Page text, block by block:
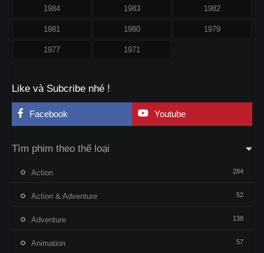
1984 1983 1982
1981 1980 1979
1977 1971
Like và Subcribe nhé !
Facebook Youtube
Tìm phim theo thể loại
Action 284
Action & Adventure 52
Adventure 138
Animation 57